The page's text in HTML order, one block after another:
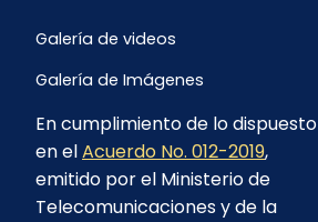
Galería de videos
Galería de Imágenes
En cumplimiento de lo dispuesto
en elAcuerdo No. 012-2019,
emitido por el Ministerio de
Telecomunicaciones y de la